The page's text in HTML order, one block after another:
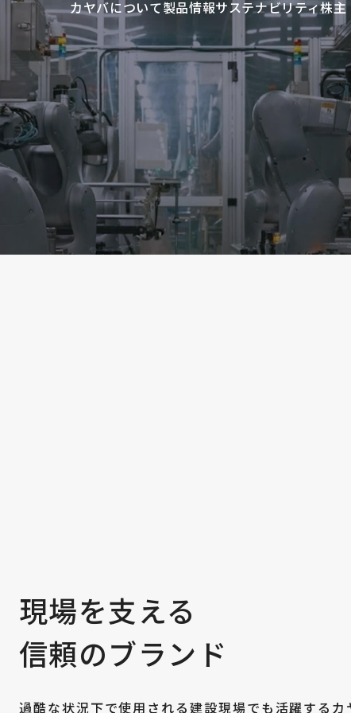
カヤバについて
ABOUT KYB
カヤバについて
トップメッ
グローバル
スポンサー
免震・制振
製品情報
PRODUCT
製品情報
自
船
カ
サステナビリティ
サステナビリ
株主
現場を支える
信頼のブランド
過酷な状況下で使用される建設現場でも活躍するカ